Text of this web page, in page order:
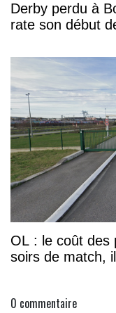
Derby perdu à
rate son début
OL : le coût des
soirs de match,
0 commentaire